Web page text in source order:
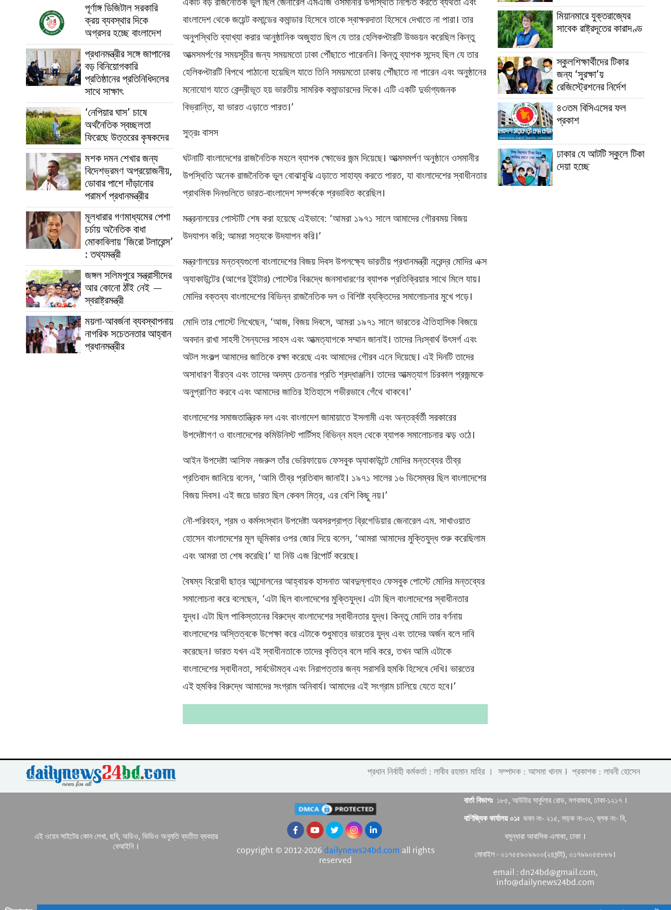
পূর্ণাঙ্গ ডিজিটাল সরকারি
ক্রয় ব্যবস্থার দিকে
অগ্রসর হচ্ছে বাংলাদেশ
প্রধানমন্ত্রীর সঙ্গে জাপানের
বড় বিনিয়োগকারি
প্রতিষ্ঠানের প্রতিনিধিদলের
সাথে সাক্ষাৎ
‘নেপিয়ার ঘাস’ চাষে
অর্থনৈতিক স্বচ্ছলতা
ফিরেছে উত্তরের কৃষকদের
মশক দমন শেখার জন্য
বিদেশভ্রমণ অপ্রয়োজনীয়,
ডোবার পাশে দাঁড়ানোর
পরামর্শ প্রধানমন্ত্রীর
মূলধারার গণমাধ্যমের পেশা
চর্চায় অনৈতিক বাধা
মোকাবিলায় ‘জিরো টলারেন্স’
: তথ্যমন্ত্রী
জঙ্গল সলিমপুরে সন্ত্রাসীদের
আর কোনো ঠাঁই নেই —
স্বরাষ্ট্রমন্ত্রী
ময়লা-আবর্জনা ব্যবস্থাপনায়
নাগরিক সচেতনতার আহ্বান
প্রধানমন্ত্রীর
বাংলাদেশ থেকে জয়েন্ট কমান্ডের কমান্ডার হিসেবে তাকে স্বাক্ষরদাতা হিসেবে দেখাতে না পারা। তার
অনুপস্থিতি ব্যাখ্যা করার আনুষ্ঠানিক অজুহাত ছিল যে তার হেলিকপ্টারটি উড্ডয়ন করেছিল কিন্তু
আত্মসমর্পণের সময়সূচীর জন্য সময়মতো ঢাকা পৌঁছাতে পারেননি। কিন্তু ব্যাপক সন্দেহ ছিল যে তার
হেলিকপ্টারটি বিপথে পাঠানো হয়েছিল যাতে তিনি সময়মতো ঢাকায় পৌঁছাতে না পারেন এবং অনুষ্ঠানের
মনোযোগ যাতে কেন্দ্রীভূত হয় ভারতীয় সামরিক কমান্ডারদের দিকে। এটি একটি দুর্ভাগ্যজনক
বিভ্রান্তি, যা ভারত এড়াতে পারত।’
সুত্রঃ বাসস
ঘটনাটি বাংলাদেশের রাজনৈতিক মহলে ব্যাপক ক্ষোভের জন্ম দিয়েছে। আত্মসমর্পণ অনুষ্ঠানে ওসমানীর
উপস্থিতি অনেক রাজনৈতিক ভুল বোঝাবুঝি এড়াতে সাহায্য করতে পারত, যা বাংলাদেশের স্বাধীনতার
প্রাথমিক দিনগুলিতে ভারত-বাংলাদেশ সম্পর্ককে প্রভাবিত করেছিল।
মন্ত্রনালয়ের পোস্টটি শেষ করা হয়েছে এইভাবে: ‘আমরা ১৯৭১ সালে আমাদের গৌরবময় বিজয়
উদযাপন করি; আমরা সত্যকে উদযাপন করি।’
মন্ত্রণালয়ের মন্তব্যগুলো বাংলাদেশের বিজয় দিবস উপলক্ষ্যে ভারতীয় প্রধানমন্ত্রী নরেন্দ্র মোদির এক্স
অ্যাকাউন্টের (আগের টুইটার) পোস্টের বিরূদ্ধে জনসাধারণের ব্যাপক প্রতিক্রিয়ার সাথে মিলে যায়।
মোদির বক্তব্য বাংলাদেশের বিভিন্ন রাজনৈতিক দল ও বিশিষ্ট ব্যক্তিদের সমালোচনার মুখে পড়ে।
মোদি তার পোস্টে লিখেছেন, ‘আজ, বিজয় দিবসে, আমরা ১৯৭১ সালে ভারতের ঐতিহাসিক বিজয়ে
অবদান রাখা সাহসী সৈন্যদের সাহস এবং আত্মত্যাগকে সম্মান জানাই। তাদের নিঃস্বার্থ উৎসর্গ এবং
অটল সংকল্প আমাদের জাতিকে রক্ষা করেছে এবং আমাদের গৌরব এনে দিয়েছে। এই দিনটি তাদের
অসাধারণ বীরত্ব এবং তাদের অদম্য চেতনার প্রতি শ্রদ্ধাঞ্জলি। তাদের আত্মত্যাগ চিরকাল প্রজন্মকে
অনুপ্রাণিত করবে এবং আমাদের জাতির ইতিহাসে গভীরভাবে গেঁথে থাকবে।’
বাংলাদেশের সমাজতান্ত্রিক দল এবং বাংলাদেশ জামায়াতে ইসলামী এবং অন্তর্র্বর্তী সরকারের
উপদেষ্টাগণ ও বাংলাদেশের কমিউনিস্ট পার্টিসহ বিভিন্ন মহল থেকে ব্যাপক সমালোচনার ঝড় ওঠে।
আইন উপদেষ্টা আসিফ নজরুল তাঁর ভেরিফায়েড ফেসবুক অ্যাকাউন্টে মোদির মন্তব্যের তীব্র
প্রতিবাদ জানিয়ে বলেন, ‘আমি তীব্র প্রতিবাদ জানাই। ১৯৭১ সালের ১৬ ডিসেম্বর ছিল বাংলাদেশের
বিজয় দিবস। এই জয়ে ভারত ছিল কেবল মিত্র, এর বেশি কিছু নয়।’
নৌ-পরিবহন, শ্রম ও কর্মসংস্থান উপদেষ্টা অবসরপ্রাপ্ত ব্রিগেডিয়ার জেনারেল এম. সাখাওয়াত
হোসেন বাংলাদেশের মূল ভূমিকার ওপর জোর দিয়ে বলেন, ‘আমরা আমাদের মুক্তিযুদ্ধ শুরু করেছিলাম
এবং আমরা তা শেষ করেছি।’ যা নিউ এজ রিপোর্ট করেছে।
বৈষম্য বিরোধী ছাত্র আন্দোলনের আহ্বায়ক হাসনাত আবদুল্লাহও ফেসবুক পোস্টে মোদির মন্তব্যের
সমালোচনা করে বলেছেন, ‘এটা ছিল বাংলাদেশের মুক্তিযুদ্ধ। এটা ছিল বাংলাদেশের স্বাধীনতার
যুদ্ধ। এটা ছিল পাকিস্তানের বিরুদ্ধে বাংলাদেশের স্বাধীনতার যুদ্ধ। কিন্তু মোদি তার বর্ণনায়
বাংলাদেশের অস্তিত্বকে উপেক্ষা করে এটাকে শুধুমাত্র ভারতের যুদ্ধ এবং তাদের অর্জন বলে দাবি
করেছেন। ভারত যখন এই স্বাধীনতাকে তাদের কৃতিত্ব বলে দাবি করে, তখন আমি এটাকে
বাংলাদেশের স্বাধীনতা, সার্বভৌমত্ব এবং নিরাপত্তার জন্য সরাসরি হুমকি হিসেবে দেখি। ভারতের
এই হুমকির বিরুদ্ধে আমাদের সংগ্রাম অনিবার্য। আমাদের এই সংগ্রাম চালিয়ে যেতে হবে।’
মিয়ানমারে যুক্তরাজ্যের
সাবেক রাষ্ট্রদূতের কারাদণ্ড
স্কুলশিক্ষার্থীদের টিকার
জন্য ‘সুরক্ষা’য়
রেজিস্ট্রেশনের নির্দেশ
৪৩তম বিসিএসের ফল
প্রকাশ
ঢাকার যে আটটি স্কুলে টিকা
দেয়া হচ্ছে
প্রধান নির্বাহী কর্মকর্তা : লাবীব রহমান মাহির । সম্পাদক : আসমা খানম । প্রকাশক : লাবনী হোসেন
এই ওয়েব সাইটের কোন লেখা, ছবি, অডিও, ভিডিও অনুমতি ব্যতীত ব্যবহার
বেআইনি । copyright © 2012-2026dailynews24bd.com all rights
reserved
বার্তা বিভাগঃ১৮৫, আউটার সার্কুলার রোড, মগবাজার, ঢাকা-১২১৭ ।
বাণিজ্যিক কার্যালয় ০১ঃভবন নং- ২১৫, সড়ক নং-০৩, ব্লক নং- বি,
বসুন্ধারা আবাসিক এলাকা, ঢাকা ।
মোবাইল - ০১৭৫৫৯০৯৯০০(২৪ঘন্টা), ০১৭৯৯০৫৫৮৮৯।
email : dn24bd@gmail.com,
info@dailynews24bd.com